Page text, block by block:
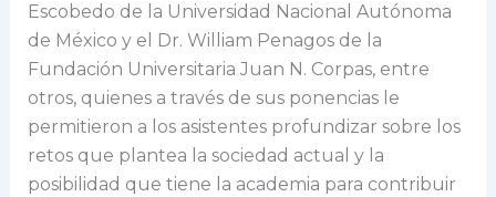
Escobedo de la Universidad Nacional Autónoma
de México y el Dr. William Penagos de la
Fundación Universitaria Juan N. Corpas, entre
otros, quienes a través de sus ponencias le
permitieron a los asistentes profundizar sobre los
retos que plantea la sociedad actual y la
posibilidad que tiene la academia para contribuir